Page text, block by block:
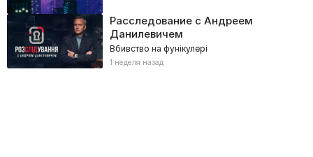
Расследование с Андреем
Данилевичем
Вбивство на фунікулері
1 неделя назад